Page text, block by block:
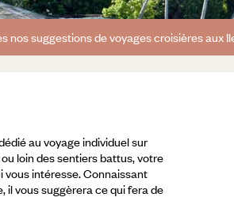
nos suggestions de voyages croisières aux
au voyage individuel sur
loin des sentiers battus, votre
vous intéresse. Connaissant
il vous suggèrera ce qui fera de